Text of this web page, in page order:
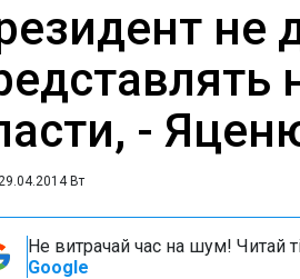
не
-
Вт
Не витрачай час на шум! Читай
Google